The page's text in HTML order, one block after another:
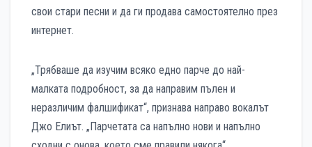
свои стари песни и да ги продава самостоятелно през
интернет.
„Трябваше да изучим всяко едно парче до най-
малката подробност, за да направим пълен и
неразличим фалшификат“, признава направо вокалът
Джо Елиът. „Парчетата са напълно нови и напълно